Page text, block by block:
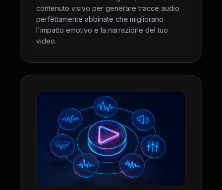
contenuto visivo per generare tracce audio
perfettamente abbinate che migliorano
l'impatto emotivo e la narrazione del tuo
video.